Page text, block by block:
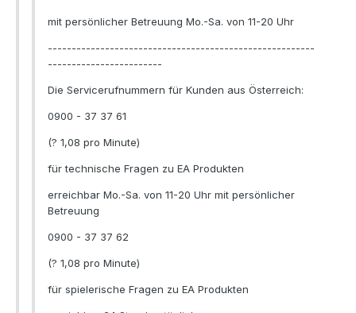
mit persönlicher Betreuung Mo.-Sa. von 11-20 Uhr
--------------------------------------------------------
------------------------
Die Servicerufnummern für Kunden aus Österreich:
0900 - 37 37 61
(? 1,08 pro Minute)
für technische Fragen zu EA Produkten
erreichbar Mo.-Sa. von 11-20 Uhr mit persönlicher
Betreuung
0900 - 37 37 62
(? 1,08 pro Minute)
für spielerische Fragen zu EA Produkten